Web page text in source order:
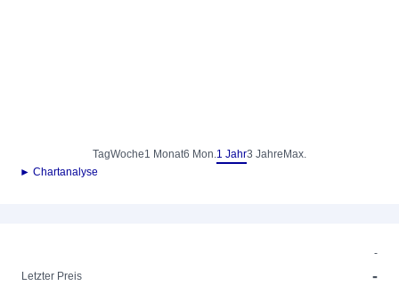
TagWoche1 Monat6 Mon.1 Jahr3 Jahre Max.
► Chartanalyse
-
Letzter Preis
-